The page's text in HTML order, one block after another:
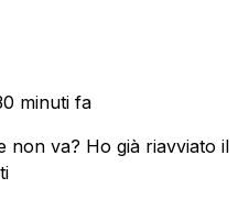
minuti fa
non va? Ho già riavviato il